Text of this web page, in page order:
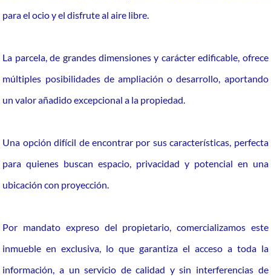
para el ocio y el disfrute al aire libre.
La parcela, de grandes dimensiones y carácter edificable, ofrece
múltiples posibilidades de ampliación o desarrollo, aportando
un valor añadido excepcional a la propiedad.
Una opción difícil de encontrar por sus características, perfecta
para quienes buscan espacio, privacidad y potencial en una
ubicación con proyección.
Por mandato expreso del propietario, comercializamos este
inmueble en exclusiva, lo que garantiza el acceso a toda la
información, a un servicio de calidad y sin interferencias de